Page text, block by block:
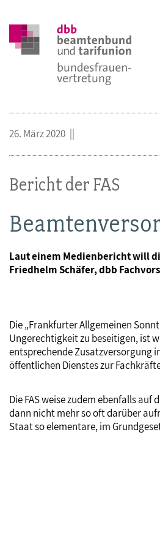
Bericht der FAS
Laut einem Medienbericht will
Friedhelm Schäfer, dbb
26. März 2020
Die „Frankfurter Allgemeinen
Ungerechtigkeit zu beseitigen, ist
entsprechende Zusatzversorgung
öffentlichen Dienstes zur
Die FAS weise zudem ebenfalls
dann nicht mehr so oft darüber
Staat so elementare, im